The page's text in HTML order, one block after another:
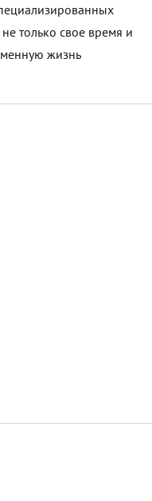
только свое время и
жизнь